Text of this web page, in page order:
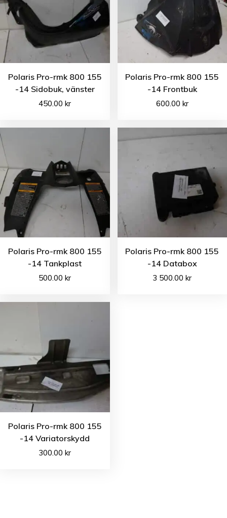
Polaris Pro-rmk 800 155
-14 Sidobuk, vänster
450.00kr
Polaris Pro-rmk 800 155
-14 Frontbuk
600.00 kr
Polaris Pro-rmk 800 155
-14 Tankplast
500.00kr
Polaris Pro-rmk 800 155
-14 Databox
3 500.00kr
Polaris Pro-rmk 800 155
-14 Variatorskydd
300.00kr